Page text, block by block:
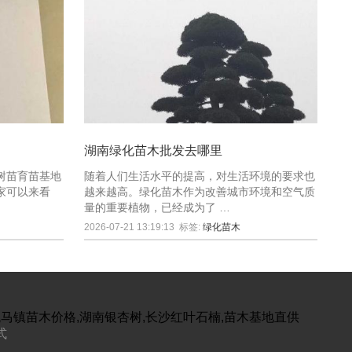
苗育苗基地
可以来看
湖南绿化苗木批发去哪里
随着人们生活水平的提高，对生活环境的要求也
越来越高。绿化苗木作为改善城市环境和空气质
量的重要植物，已经成为了 …
2026-07-21 13:19:13 标签:绿化苗木
镇苗木价格,湖南银杏树,长沙红叶石楠,苗木基地直供